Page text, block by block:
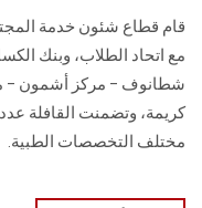
قام قطاع شئون خدمة المجتمع
مع اتحاد الطلاب، وبنك
شطانوف – مركز أشمون –
كريمة، وتضمنت القافلة
مختلف التخصصات الطبية.